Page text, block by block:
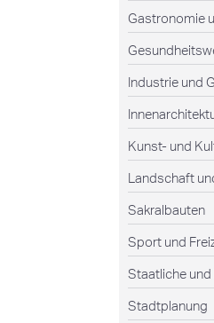
Gastronomie
Industrie und
Kunst- und
Landschaft
Sakralbauten
Sport und
Staatliche
Stadtplanung